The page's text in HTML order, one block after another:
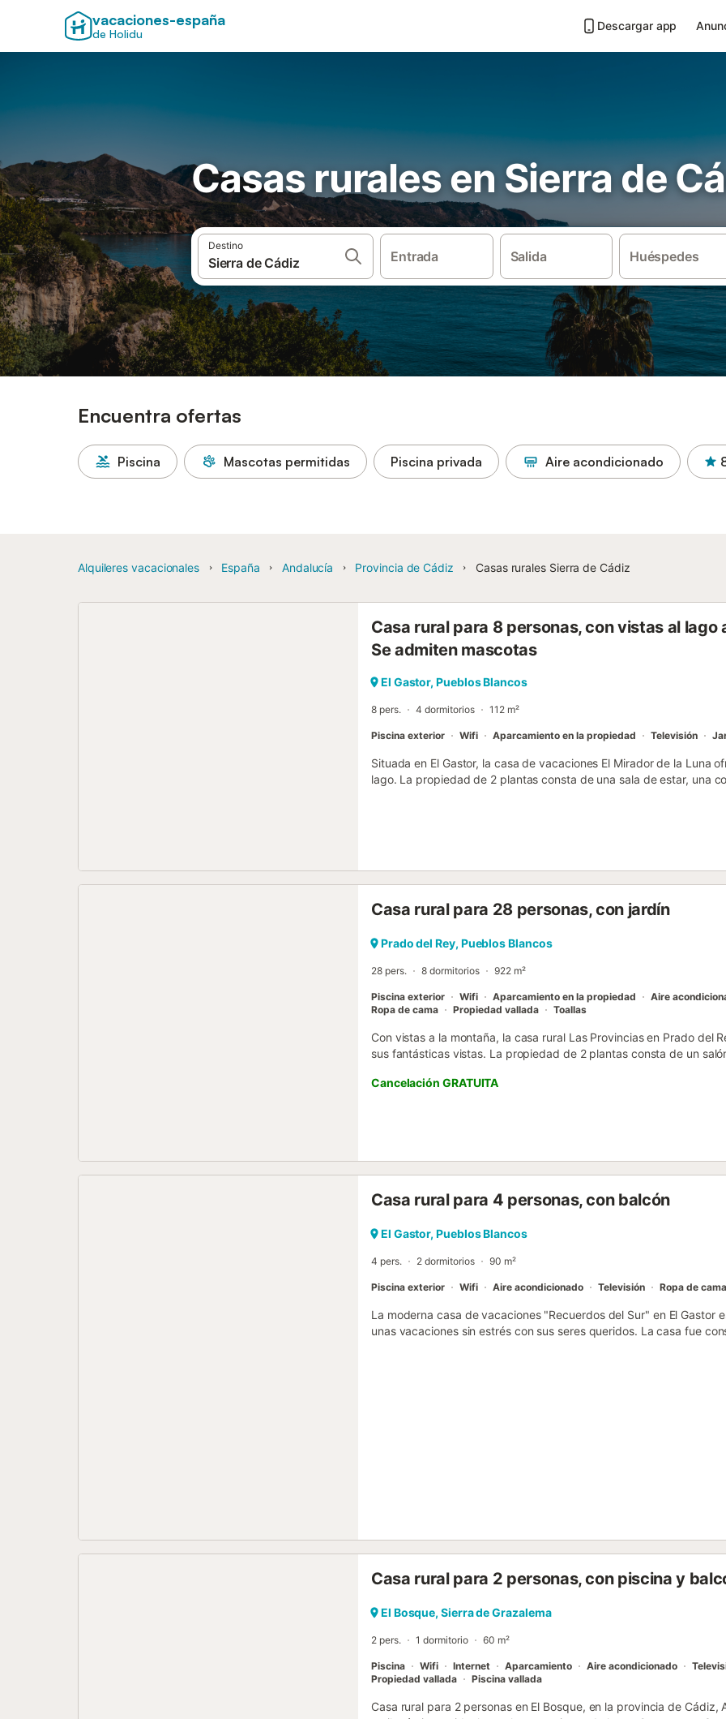
vacaciones-españa
de Holidu
Descargar app
Casas rurales en Sierra de
Destino
Entrada Salida Huéspedes
Encuentra ofertas
Piscina Mascotas permitidas Piscina privada Aire acondicionado
Alquileres vacacionales España Andalucía Provincia de Cádiz Casas rurales Sierra de Cádiz
Casa rural para 8 personas, con vistas al lago
Se admiten mascotas
El Gastor, Pueblos Blancos
8 pers. 4 dormitorios 112 m²
Piscina exterior Wifi Aparcamiento en la propiedad Televisión
Situada en El Gastor, la casa de vacaciones El Mirador de la Luna
lago. La propiedad de 2 plantas consta de una sala de estar, una
Este alojamiento no ofrece: aire acondicionado. Este alquiler de
libre con piscina, jardín, terraza descubierta, terraza cubierta,
Natural de Grazalema, Ronda. Hay una plaza de aparcamiento
regulaciones gubernamentales sobre el agua en vigor en el
Casa rural para 28 personas, con jardín
Prado del Rey, Pueblos Blancos
28 pers. 8 dormitorios 922 m²
Piscina exterior Wifi Aparcamiento en la propiedad Aire
Ropa de cama
Propiedad vallada Toallas
Con vistas a la montaña, la casa rural Las Provincias en Prado del
sus fantásticas vistas. La propiedad de 2 plantas consta de un
adicionales incluyen Wi-Fi, televisión, aire acondicionado y
Este alquiler de vacaciones cuenta con una zona exterior privada
Hay una plaza de aparcamiento disponible en el recinto. Se
permite fumar ni celebrar eventos. Tenga en cuenta que puede
sobre el agua en el momento de su visita, lo que puede afectar el
Cancelación GRATUITA
Casa rural para 4 personas, con balcón
El Gastor, Pueblos Blancos
4 pers. 2 dormitorios 90 m²
Piscina exterior Wifi Aire acondicionado Televisión Ropa de cama
La moderna casa de vacaciones "Recuerdos del Sur" en El Gastor
unas vacaciones sin estrés con sus seres queridos. La casa fue
Casa rural para 2 personas, con piscina y
El Bosque, Sierra de Grazalema
2 pers. 1 dormitorio 60 m²
Piscina Wifi Internet Aparcamiento Aire acondicionado
Propiedad vallada
Piscina vallada
Casa rural para 2 personas en El Bosque, en la provincia de